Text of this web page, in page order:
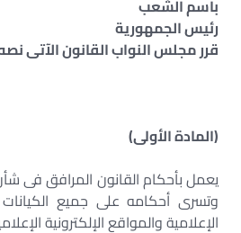
باسم الشعب
رئيس الجمهورية
قرر مجلس النواب القانون الآتى
(المادة الأولى)
يعمل بأحكام القانون المرافق فى شأن
وتسرى أحكامه على جميع
الإعلامية والمواقع الإلكترونية